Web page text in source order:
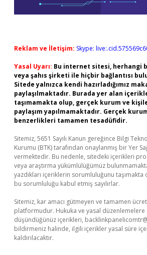
Reklam ve İletişim: Skype:
Yasal Uyarı: Bu internet sitesi, herhangi
veya şahıs şirketi ile hiçbir bağlantısı
Sitede yalnızca kendi hazırladığımız
paylaşılmaktadır. Burada yer alan
taşımamakta olup, gerçek kurum ve
paylaşım yapılmamaktadır. Gerçek
benzerlikleri tamamen tesadüfidir.
Sitemiz, 5651 Sayılı Kanun gereğince Bilgi
Kurumu (BTK) tarafından onaylanmış bir Yer
vermektedir. Bu nedenle, sitedeki içerikleri
veya araştırma yükümlülüğümüz
yazdıkları içeriklerin sorumluluğunu
bu sorumluluğu kabul etmiş sayılırlar.
Sitemiz, kar amacı gütmeyen ve tamamen
platformudur. Hukuka ve yasal düzenlemelere
düşündüğünüz içerikleri,
bildirmeniz halinde, ilgili içerikler yasal süre
kaldırılacaktır.